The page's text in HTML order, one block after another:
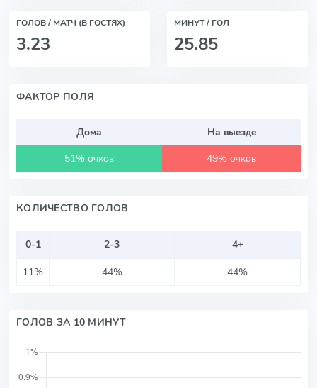
ГОЛОВ / МАТЧ (В ГОСТЯХ)
3.23
МИНУТ / ГОЛ
25.85
ФАКТОР ПОЛЯ
Дома
На выезде
51% очков
49% очков
КОЛИЧЕСТВО ГОЛОВ
0-1 2-3
4+
11%
44% 44%
ГОЛОВ ЗА 10 МИНУТ